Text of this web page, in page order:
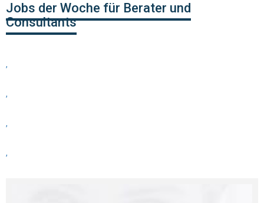
Jobs der Woche für Berater und
Consultants
,
,
,
,